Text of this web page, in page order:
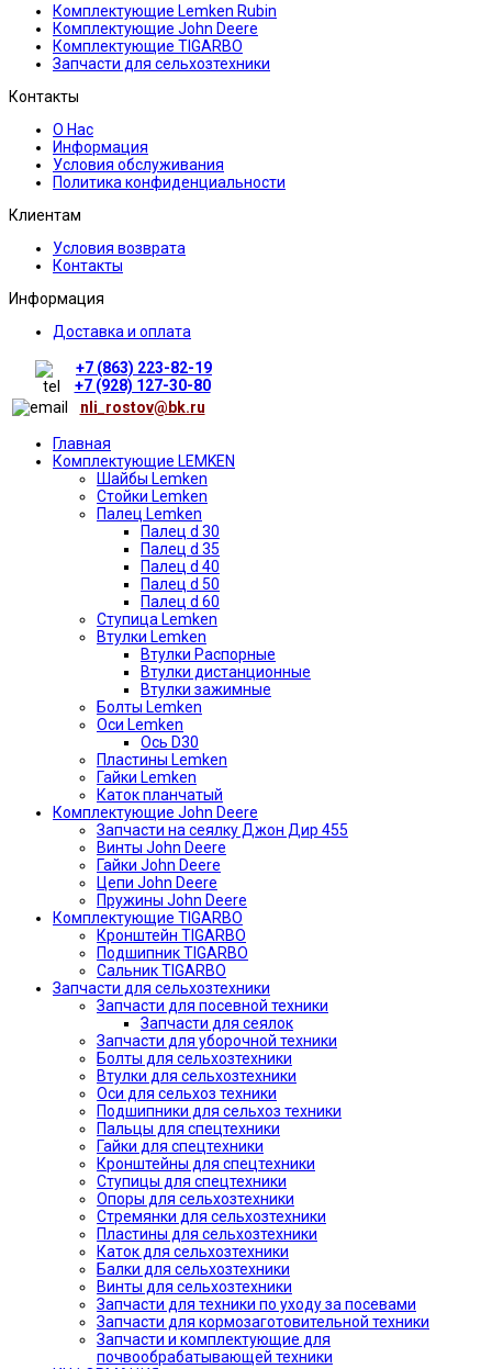
Комплектующие Lemken Rubin
Комплектующие John Deere
Комплектующие TIGARBO
Запчасти для сельхозтехники
Контакты
О Нас
Информация
Условия обслуживания
Политика конфиденциальности
Клиентам
Условия возврата
Контакты
Информация
Доставка и оплата
+7 (863) 223-82-19
+7 (928) 127-30-80
nli_rostov@bk.ru
Главная
Комплектующие LEMKEN
Шайбы Lemken
Стойки Lemken
Палец Lemken
Палец d 30
Палец d 35
Палец d 40
Палец d 50
Палец d 60
Ступица Lemken
Втулки Lemken
Втулки Распорные
Втулки дистанционные
Втулки зажимные
Болты Lemken
Оси Lemken
Ось D30
Пластины Lemken
Гайки Lemken
Каток планчатый
Комплектующие John Deere
Запчасти на сеялку Джон Дир 455
Винты John Deere
Гайки John Deere
Цепи John Deere
Пружины John Deere
Комплектующие TIGARBO
Кронштейн TIGARBO
Подшипник TIGARBO
Сальник TIGARBO
Запчасти для сельхозтехники
Запчасти для посевной техники
Запчасти для сеялок
Запчасти для уборочной техники
Болты для сельхозтехники
Втулки для сельхозтехники
Оси для сельхоз техники
Подшипники для сельхоз техники
Пальцы для спецтехники
Гайки для спецтехники
Кронштейны для спецтехники
Ступицы для спецтехники
Опоры для сельхозтехники
Стремянки для сельхозтехники
Пластины для сельхозтехники
Каток для сельхозтехники
Балки для сельхозтехники
Винты для сельхозтехники
Запчасти для техники по уходу за посевами
Запчасти для кормозаготовительной техники
Запчасти и комплектующие для
почвообрабатывающей техники